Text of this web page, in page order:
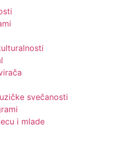
svečanosti
i mlade